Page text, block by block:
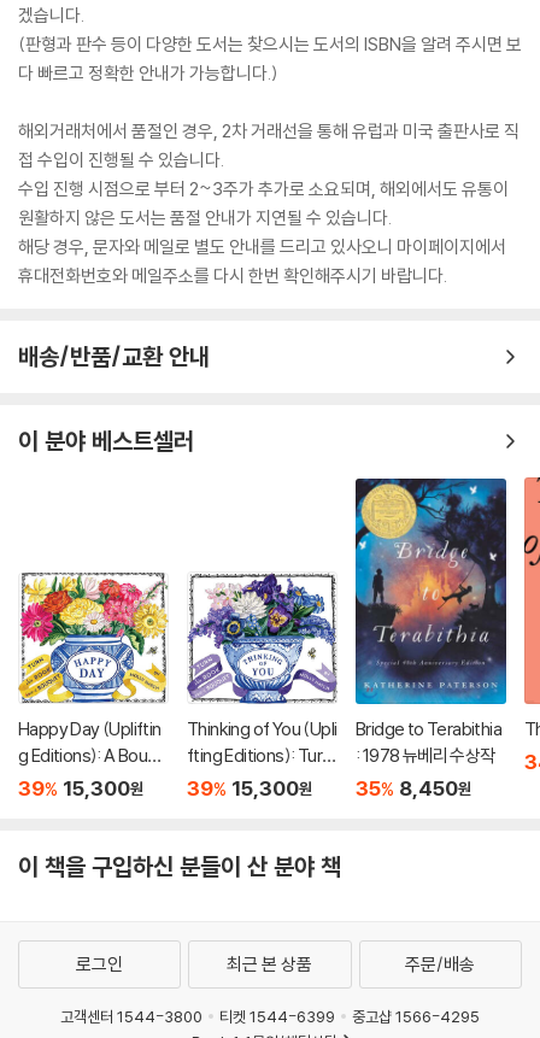
겠습니다.
(판형과 판수 등이 다양한 도서는 찾으시는 도서의 ISBN을 알려 주시면 보
다 빠르고 정확한 안내가 가능합니다.)
해외거래처에서 품절인 경우, 2차 거래선을 통해 유럽과 미국 출판사로 직
접 수입이 진행될 수 있습니다.
수입 진행 시점으로 부터 2~3주가 추가로 소요되며, 해외에서도 유통이
원활하지 않은 도서는 품절 안내가 지연될 수 있습니다.
해당 경우, 문자와 메일로 별도 안내를 드리고 있사오니 마이페이지에서
휴대전화번호와 메일주소를 다시 한번 확인해주시기 바랍니다.
배송/반품/교환 안내
이 분야 베스트셀러
Happy Day (Upliftin
g Editions): A Bouqu
et in a Book (부케북 /
39% 15,300원
Thinking of You (Upli
fting Editions): Turn
This Book Into a Bou
39% 15,300원
Bridge to Terabithia
: 1978 뉴베리 수상작
35% 8,450원
이 책을 구입하신 분들이 산 분야 책
로그인 최근 본 상품 주문/배송
고객센터 1544-3800 티켓 1544-6399
중고샵 1566-4295